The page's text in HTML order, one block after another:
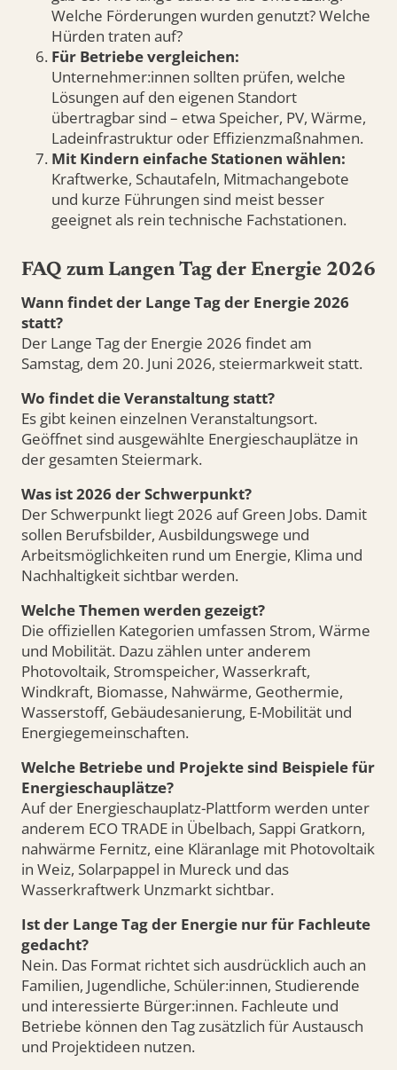
Welche Förderungen wurden genutzt? Welche
Hürden traten auf?
Für Betriebe vergleichen:
Unternehmer:innen sollten prüfen, welche
Lösungen auf den eigenen Standort
übertragbar sind – etwa Speicher, PV, Wärme,
Ladeinfrastruktur oder Effizienzmaßnahmen.
Mit Kindern einfache Stationen wählen:
Kraftwerke, Schautafeln, Mitmachangebote
und kurze Führungen sind meist besser
geeignet als rein technische Fachstationen.
FAQ zum Langen Tag der Energie 2026
Wann findet der Lange Tag der Energie 2026
statt?
Der Lange Tag der Energie 2026 findet am
Samstag, dem 20. Juni 2026, steiermarkweit statt.
Wo findet die Veranstaltung statt?
Es gibt keinen einzelnen Veranstaltungsort.
Geöffnet sind ausgewählte Energieschauplätze in
der gesamten Steiermark.
Was ist 2026 der Schwerpunkt?
Der Schwerpunkt liegt 2026 auf Green Jobs. Damit
sollen Berufsbilder, Ausbildungswege und
Arbeitsmöglichkeiten rund um Energie, Klima und
Nachhaltigkeit sichtbar werden.
Welche Themen werden gezeigt?
Die offiziellen Kategorien umfassen Strom, Wärme
und Mobilität. Dazu zählen unter anderem
Photovoltaik, Stromspeicher, Wasserkraft,
Windkraft, Biomasse, Nahwärme, Geothermie,
Wasserstoff, Gebäudesanierung, E-Mobilität und
Energiegemeinschaften.
Welche Betriebe und Projekte sind Beispiele für
Energieschauplätze?
Auf der Energieschauplatz-Plattform werden unter
anderem ECO TRADE in Übelbach, Sappi Gratkorn,
nahwärme Fernitz, eine Kläranlage mit Photovoltaik
in Weiz, Solarpappel in Mureck und das
Wasserkraftwerk Unzmarkt sichtbar.
Ist der Lange Tag der Energie nur für Fachleute
gedacht?
Nein. Das Format richtet sich ausdrücklich auch an
Familien, Jugendliche, Schüler:innen, Studierende
und interessierte Bürger:innen. Fachleute und
Betriebe können den Tag zusätzlich für Austausch
und Projektideen nutzen.